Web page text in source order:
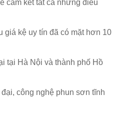
cam kết tất cả những điều
giá kệ uy tín đã có mặt hơn 10
tại Hà Nội và thành phố Hồ
công nghệ phun sơn tĩnh